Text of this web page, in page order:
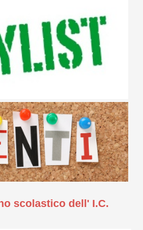
scolastico dell' I.C.